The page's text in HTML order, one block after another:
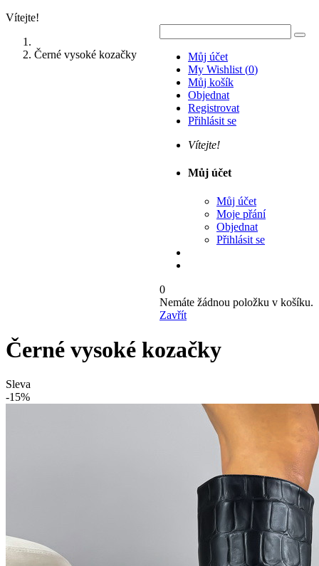
Vítejte!
Můj účet
My Wishlist (0)
Můj košík
Objednat
Registrovat
Přihlásit se
Vítejte!
Můj účet
Můj účet
Moje přání
Objednat
Přihlásit se
0
Nemáte žádnou položku v košíku.
Zavřít
Černé vysoké kozačky
Černé vysoké kozačky
Sleva
-15%